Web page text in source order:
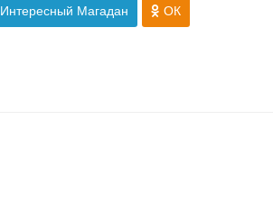
Интересный Магадан ОК